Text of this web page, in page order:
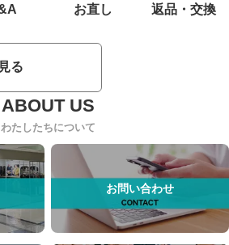
お直し 返品・交換
る
わたしたちについて
お問い合わせ